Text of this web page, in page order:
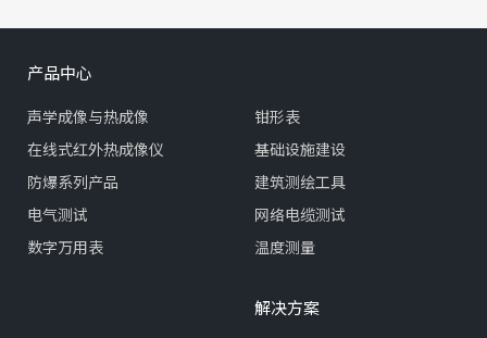
产品中心
声学成像与热成像
在线式红外热成像仪
防爆系列产品
电气测试
数字万用表
钳形表
基础设施建设
建筑测绘工具
网络电缆测试
温度测量
解决方案